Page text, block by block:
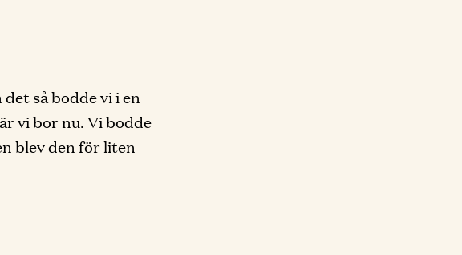
så bodde vi i en
vi bor nu. Vi bodde
blev den för liten